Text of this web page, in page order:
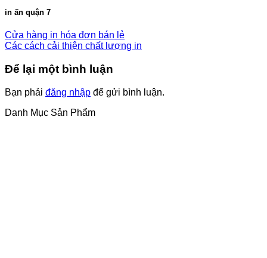
in ấn quận 7
Cửa hàng in hóa đơn bán lẻ
Các cách cải thiện chất lượng in
Để lại một bình luận
Bạn phải đăng nhập để gửi bình luận.
Danh Mục Sản Phẩm